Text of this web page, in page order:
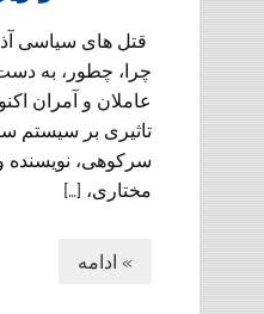
چرا، چطور، به
عاملان و آمران
تاثیری بر سیستم
سرکوهی، نویسنده
مختاری، […]
» ادامه